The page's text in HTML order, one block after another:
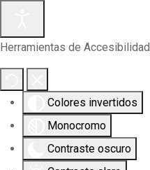
Herramientas de Accesibilidad
Colores invertidos
Monocromo
Contraste oscuro